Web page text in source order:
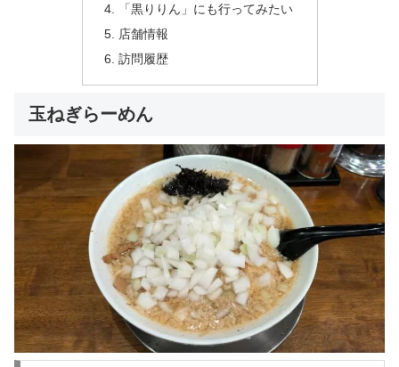
「黒りりん」にも行ってみたい
店舗情報
訪問履歴
玉ねぎらーめん